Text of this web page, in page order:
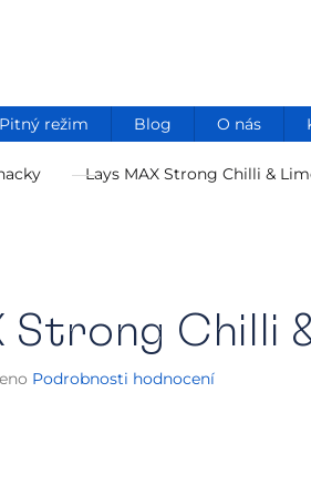
Pitný režim Blog O nás
Lays MAX Strong Chilli &
Strong Chilli
Podrobnosti hodnocení